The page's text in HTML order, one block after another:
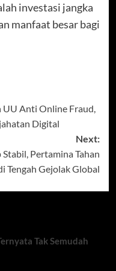
investasi jangka
manfaat besar bagi
UU Anti Online Fraud,
Digital
Next:
Pertamina Tahan
Tengah Gejolak Global
Tak Semudah